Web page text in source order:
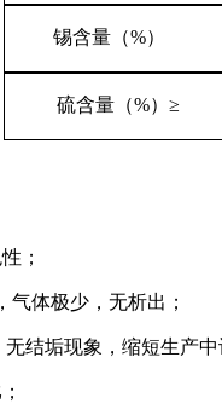
锡含量（%）
硫含量（%） ≥
；
体极少，无析出；
结垢现象，缩短生产